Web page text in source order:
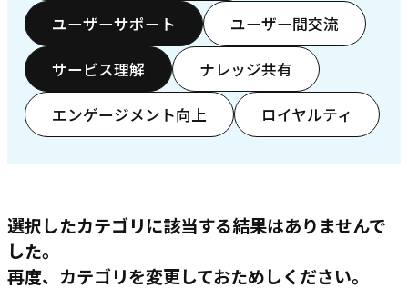
ユーザーサポート ユーザー間交流
サービス理解 ナレッジ共有
エンゲージメント向上 ロイヤルティ
選択したカテゴリに該当する結果はありませんで
した。
再度、カテゴリを変更しておためしください。